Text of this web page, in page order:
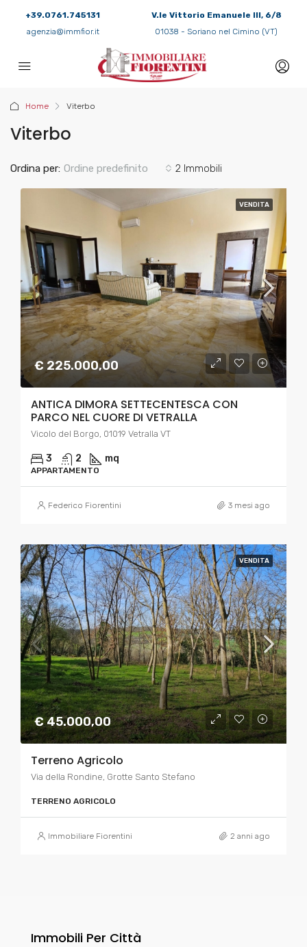
+39.0761.745131
agenzia@immfior.it
V.le Vittorio Emanuele III, 6/8
01038 - Soriano nel Cimino (VT)
Home Viterbo
Viterbo
2 Immobili
Ordina per: Ordine predefinito
VENDITA
€ 225.000,00
ANTICA DIMORA SETTECENTESCA CON
PARCO NEL CUORE DI VETRALLA
Vicolo del Borgo, 01019 Vetralla VT
3 2 mq
APPARTAMENTO
Federico Fiorentini 3 mesi ago
VENDITA
€ 45.000,00
Terreno Agricolo
Via della Rondine, Grotte Santo Stefano
TERRENO AGRICOLO
Immobiliare Fiorentini 2 anni ago
Immobili Per Città